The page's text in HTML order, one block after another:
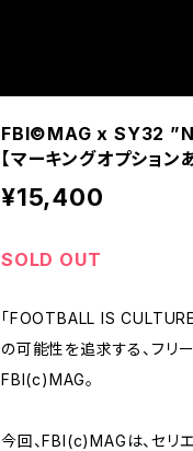
FBI©MAG x SY32
【マーキングオプションあ
¥15,400
SOLD OUT
「FOOTBALL IS CULTURE
の可能性を追求する、フリ
FBI(c)MAG。
今回、FBI(c)MAGは、セリ